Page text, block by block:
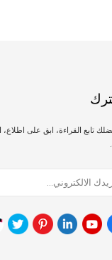
تابع القراءة، ابق على